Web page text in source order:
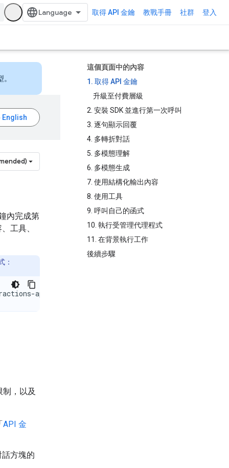
取得 API 金鑰 教戰手冊 社群 登入
這個頁面中的內容
1. 取得 API 金鑰
升級至付費層級
2. 安裝 SDK 並進行第一次呼叫
3. 逐句顯示回覆
4. 多轉折對話
5. 多模態理解
6. 多模態生成
7. 使用結構化輸出內容
8. 使用工具
9. 呼叫自己的函式
10. 執行受管理代理程式
11. 在背景執行工作
後續步驟
內完成第
工具、
：
api
，以及
API 金
話方塊的